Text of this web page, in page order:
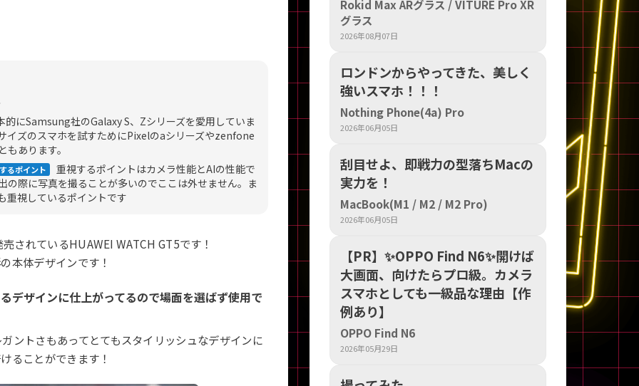
的にSamsung社のGalaxy S、Zシリーズを愛用していま
イズのスマホを試すためにPixelのaシリーズやzenfone
あります。
るポイント 重視するポイントはカメラ性能とAIの性能で
の際に写真を撮ることが多いのでここは外せません。ま
重視しているポイントです
されているHUAWEI WATCH GT5です！
本体デザインです！
デザインに仕上がってるので場面を選ばず使用で
ントさもあってとてもスタイリッシュなデザインに
ることができます！
Rokid Max ARグラス / VITURE Pro XR
グラス
2026年08月07日
ロンドンからやってきた、美しく
強いスマホ！！！
Nothing Phone(4a) Pro
2026年06月05日
刮目せよ、即戦力の型落ちMacの
実力を！
MacBook(M1 / M2 / M2 Pro)
2026年06月05日
【PR】​✨OPPO Find N6✨開けば
大画面、向けたらプロ級。カメラ
スマホとしても一級品な理由【作
例あり】
OPPO Find N6
2026年05月29日
Panasonic FUJITSU
ドライブ
BD−R BD-ROM DVD-マルチ DVD-ROM DVD±RW
ク Cランク Apple M1 Apple M2 Ryzen 7